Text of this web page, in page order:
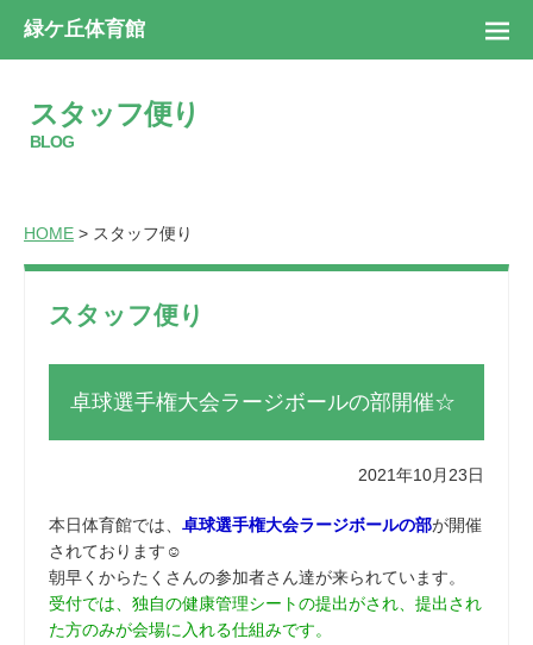
緑ケ丘体育館
スタッフ便り
BLOG
HOME > スタッフ便り
スタッフ便り
卓球選手権大会ラージボールの部開催☆
2021年10月23日
本日体育館では、 卓球選手権大会ラージボールの部が開催
されております☺
朝早くからたくさんの参加者さん達が来られています。
受付では、独自の健康管理シートの提出がされ、提出され
た方のみが会場に入れる仕組みです。